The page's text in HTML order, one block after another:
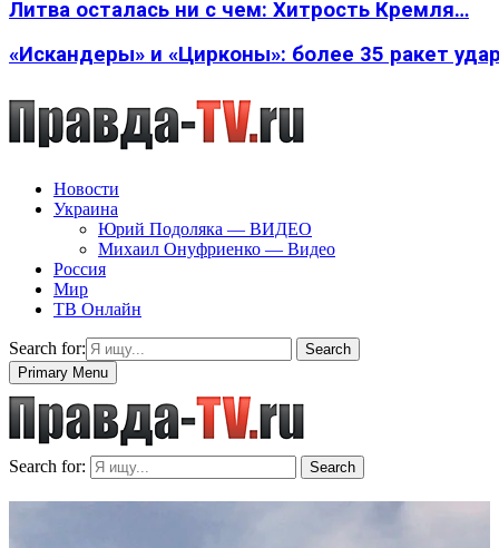
Литва осталась ни с чем: Хитрость Кремля…
«Искандеры» и «Цирконы»: более 35 ракет
Новости
Украина
Юрий Подоляка — ВИДЕО
Михаил Онуфриенко — Видео
Россия
Мир
ТВ Онлайн
Search for:
Search
Primary Menu
Search for: Search